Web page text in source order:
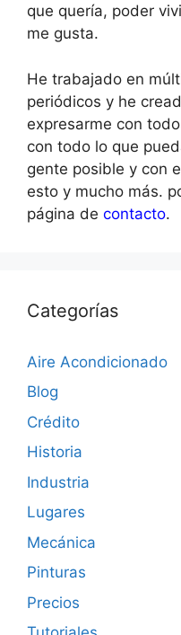
que quería, poder
me gusta.
He trabajado en
periódicos y he
expresarme con
con todo lo que
gente posible y con
esto y mucho más.
página de contacto.
Categorías
Aire Acondicionado
Blog
Crédito
Historia
Industria
Lugares
Mecánica
Pinturas
Precios